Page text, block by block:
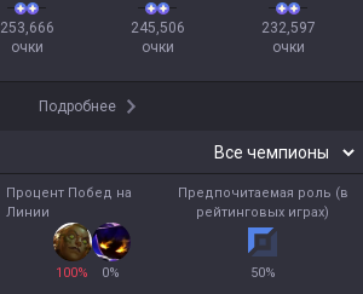
253,666
очки
245,506
очки
232,597
очки
Подробнее
Процент Побед на
Линии
100% 0%
Предпочитаемая роль (в
рейтинговых играх)
50%